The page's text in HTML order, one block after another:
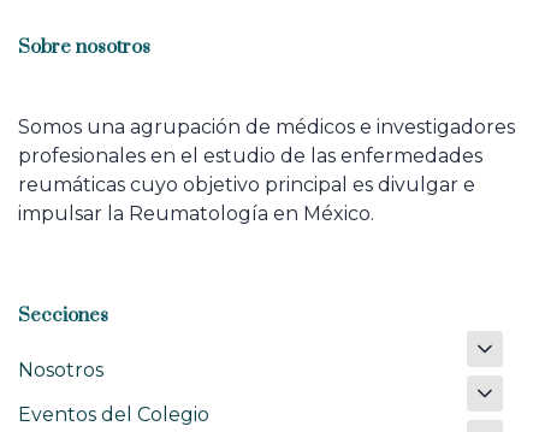
Sobre nosotros
Somos una agrupación de médicos e investigadores
profesionales en el estudio de las enfermedades
reumáticas cuyo objetivo principal es divulgar e
impulsar la Reumatología en México.
Secciones
Nosotros
Eventos del Colegio